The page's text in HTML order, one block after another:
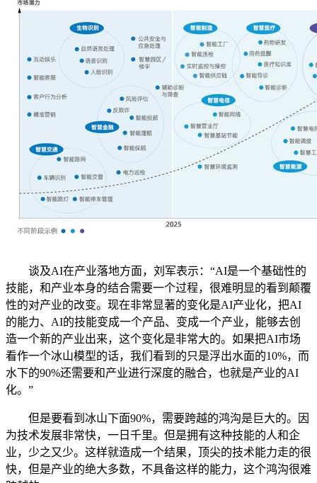
谈及AI在产业落地方面，刘军表示：“AI是一个基础性的
技能，和产业本身的结合需要一个过程，很难明显的看到颠覆
性的对产业的改变。现在非常显著的变化是AI产业化，把AI
的能力、AI的技能变成一个产品、变成一个产业，能够去创
造一个新的产业出来，这个变化是非常大的。如果把AI市场
看作一个冰山模型的话，我们看到的只是浮出水面的10%，而
水下的90%还需要和产业进行深度的融合，也就是产业的AI
化。”
但是要看到冰山下面90%，需要跨越的鸿沟是巨大的。因
为技术发展非常快，一日千里。但是拥有这种技能的人和企
业，少之又少。这样就造成一个结果，顶尖的技术能力走的很
快，但是产业的绝大多数，不具备这样的能力，这个鸿沟很难